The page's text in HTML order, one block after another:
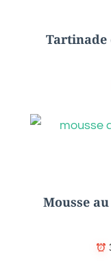
Tartinade
Mousse